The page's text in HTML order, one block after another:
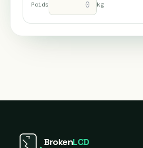
Poids kg
BrokenLCD